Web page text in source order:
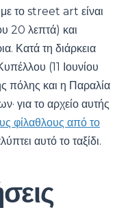
το street art είναι
20 λεπτά) και
Κατά τη διάρκεια
(11 Ιουνίου
πόλης και η Παραλία
για το αρχείο αυτής
φίλαθλους από το
αυτό το ταξίδι.